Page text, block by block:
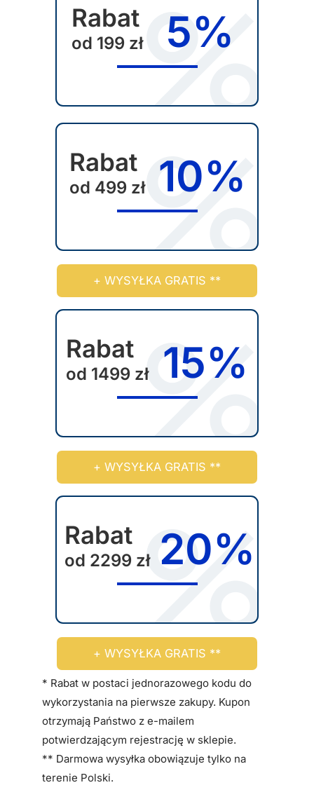
Rabat
od 199 zł 5%
Rabat
od 499 zł 10%
+ WYSYŁKA GRATIS **
Rabat
od 1499 zł 15%
+ WYSYŁKA GRATIS **
Rabat
od 2299 zł 20%
+ WYSYŁKA GRATIS **
* Rabat w postaci jednorazowego kodu do
wykorzystania na pierwsze zakupy. Kupon
otrzymają Państwo z e-mailem
potwierdzającym rejestrację w sklepie.
** Darmowa wysyłka obowiązuje tylko na
terenie Polski.